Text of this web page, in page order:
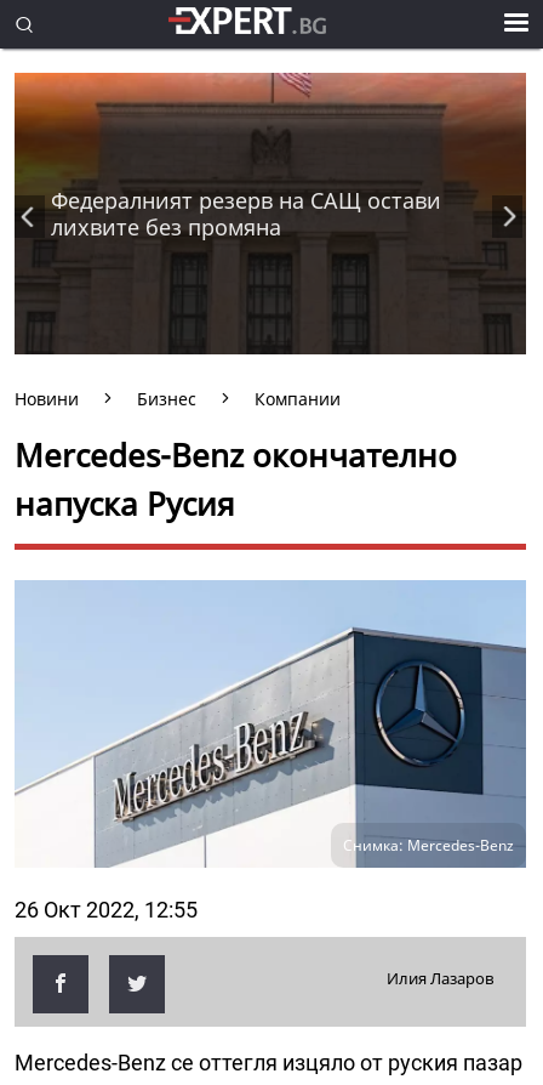
Федералният резерв на САЩ остави
лихвите без промяна
Новини Бизнес Компании
Mercedes-Benz окончателно
напуска Русия
Снимка: Mercedes-Benz
26 Окт 2022, 12:55
Илия Лазаров
Mercedes-Benz се оттегля изцяло от руския пазар